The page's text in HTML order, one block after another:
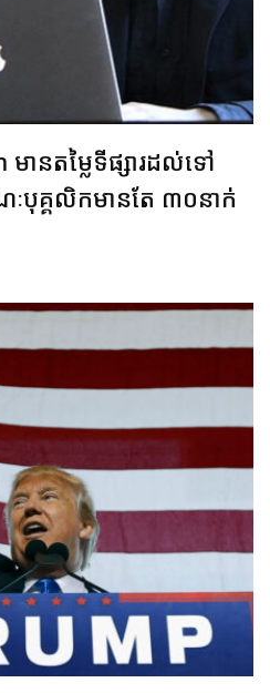
ានតម្លៃទីផ្សារដល់ទៅ
បុគ្គលិកមានតែ ៣០នាក់